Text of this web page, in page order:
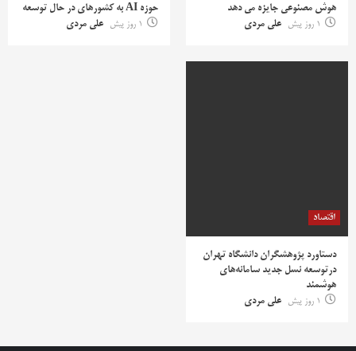
هوش مصنوعی جایزه می دهد
1 روز پیش
علی مردی
حوزه AI به کشورهای در حال توسعه
1 روز پیش
علی مردی
اقتصاد
دستاورد پژوهشگران دانشگاه تهران
درتوسعه نسل جدید سامانه‌های
هوشمند
1 روز پیش
علی مردی